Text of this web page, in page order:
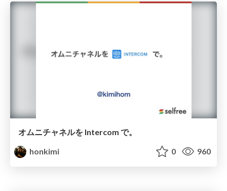
オムニチャネルを Intercom で。
honkimi
0 960